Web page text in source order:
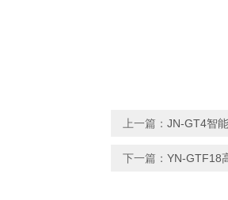
上一篇： JN-GT4智
下一篇： YN-GTF18